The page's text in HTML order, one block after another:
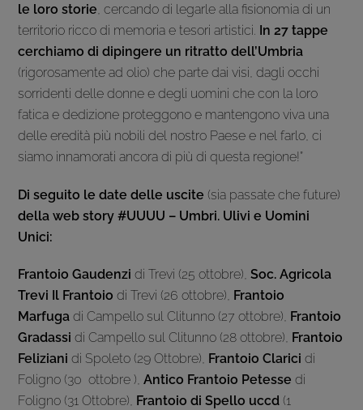
le loro storie , cercando di legarle alla fisionomia di un
territorio ricco di memoria e tesori artistici. In 27 tappe
cerchiamo di dipingere un ritratto dell’Umbria
(rigorosamente ad olio) che parte dai visi, dagli occhi
sorridenti delle donne e degli uomini che con la loro
fatica e dedizione proteggono e mantengono viva una
delle eredità più nobili del nostro Paese e nel farlo, ci
siamo innamorati ancora di più di questa regione!”
Di seguito le date delle uscite (sia passate che future)
della web story #UUUU – Umbri. Ulivi e Uomini
Unici:
Frantoio Gaudenzi di Trevi (25 ottobre),Soc. Agricola
Trevi Il Frantoio di Trevi (26 ottobre), Frantoio
Marfuga di Campello sul Clitunno (27 ottobre), Frantoio
Gradassidi Campello sul Clitunno (28 ottobre), Frantoio
Feliziani di Spoleto (29 Ottobre), Frantoio Clarici di
Foligno (30 ottobre ),Antico Frantoio Petesse di
Foligno (31 Ottobre), Frantoio di Spello uccd (1